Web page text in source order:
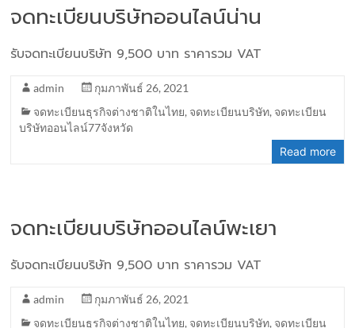
จดทะเบียนบริษัทออนไลน์น่าน
รับจดทะเบียนบริษัท 9,500 บาท ราคารวม VAT
admin
กุมภาพันธ์ 26, 2021
จดทะเบียนธุรกิจต่างชาติในไทย, จดทะเบียนบริษัท, จดทะเบียน
บริษัทออนไลน์77จังหวัด
Read more
จดทะเบียนบริษัทออนไลน์พะเยา
รับจดทะเบียนบริษัท 9,500 บาท ราคารวม VAT
admin
กุมภาพันธ์ 26, 2021
จดทะเบียนธุรกิจต่างชาติในไทย, จดทะเบียนบริษัท, จดทะเบียน